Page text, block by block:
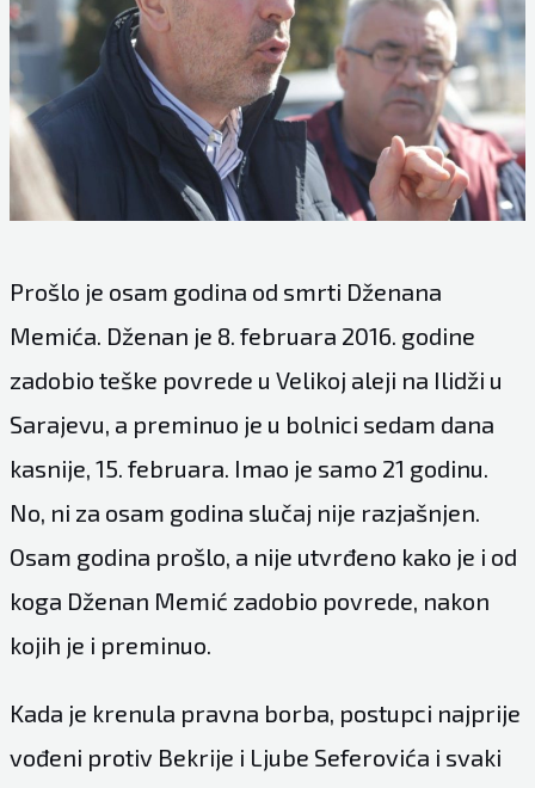
Prošlo je osam godina od smrti Dženana
Memića. Dženan je 8. februara 2016. godine
zadobio teške povrede u Velikoj aleji na Ilidži u
Sarajevu, a preminuo je u bolnici sedam dana
kasnije, 15. februara. Imao je samo 21 godinu.
No, ni za osam godina slučaj nije razjašnjen.
Osam godina prošlo, a nije utvrđeno kako je i od
koga Dženan Memić zadobio povrede, nakon
kojih je i preminuo.
Kada je krenula pravna borba, postupci najprije
vođeni protiv Bekrije i Ljube Seferovića i svaki